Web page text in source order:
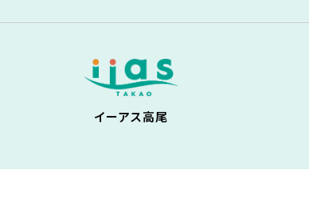
イーアス高尾